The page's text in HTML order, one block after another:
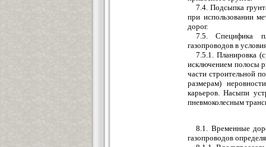
7.4. Подсыпка
при использовании
дорог.
7.5. Специфика
газопроводов в
7.5.1. Планировка
исключением полосы
части строительной
размерам)
карьеров. Насыпи
пневмоколесным
8.1. Временные
газопроводов